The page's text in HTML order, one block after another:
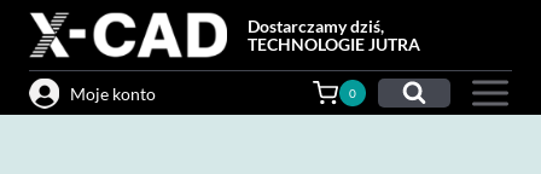
Przejdź
treści
Dostarczamy dziś,
TECHNOLOGIE JUTRA
Moje konto 0